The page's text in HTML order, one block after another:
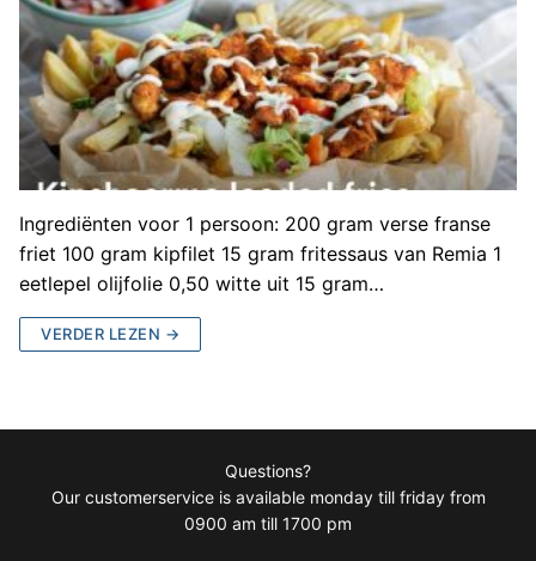
Ingrediënten voor 1 persoon: 200 gram verse franse
friet 100 gram kipfilet 15 gram fritessaus van Remia 1
eetlepel olijfolie 0,50 witte uit 15 gram…
VERDER LEZEN →
Questions?
Our customerservice is available monday till friday from
0900 am till 1700 pm